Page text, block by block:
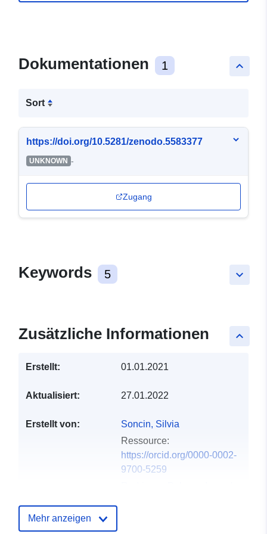
keyboard_arrow_up
Dokumentationen 1
Sort
https://doi.org/10.5281/zenodo.5583377
UNKNOWN -
Zugang
keyboard_arrow_down
Keywords 5
keyboard_arrow_up
Zusätzliche Informationen
Erstellt: 01.01.2021
Aktualisiert: 27.01.2022
Erstellt von:
Soncin, Silvia
Ressource:
https://orcid.org/0000-0002-
9700-5259
Mehr anzeigen